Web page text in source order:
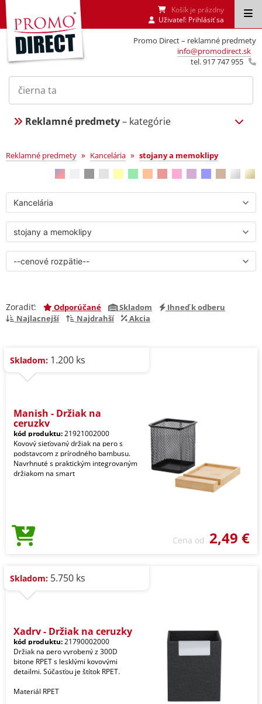
Promo Direct – reklamné predmety
info@promodirect.sk
tel. 917 747 955
Košík je prázdny
Uživateľ: Prihlásiť sa
Reklamné predmety– kategórie
stojany a memoklipy
Reklamné predmety » Kancelária » stojany a memoklipy
Zoradiť: Odporúčané Skladom
Ihneď k odberu
Najlacnejší
Najdrahší Akcia
Skladom: 1.200 ks
Manish - Držiak na
ceruzky
kód produktu:21921002000
Kovový sieťovaný držiak na pero s
podstavcom z prírodného bambusu.
Navrhnuté s praktickým integrovaným
držiakom na smart
Cena od 2,49 €
Skladom: 5.750 ks
Xadry - Držiak na ceruzky
kód produktu:21790002000
Držiak na pero vyrobený z 300D
bitone RPET s lesklými kovovými
detailmi. Súčasťou je štítok RPET.
Materiál RPET